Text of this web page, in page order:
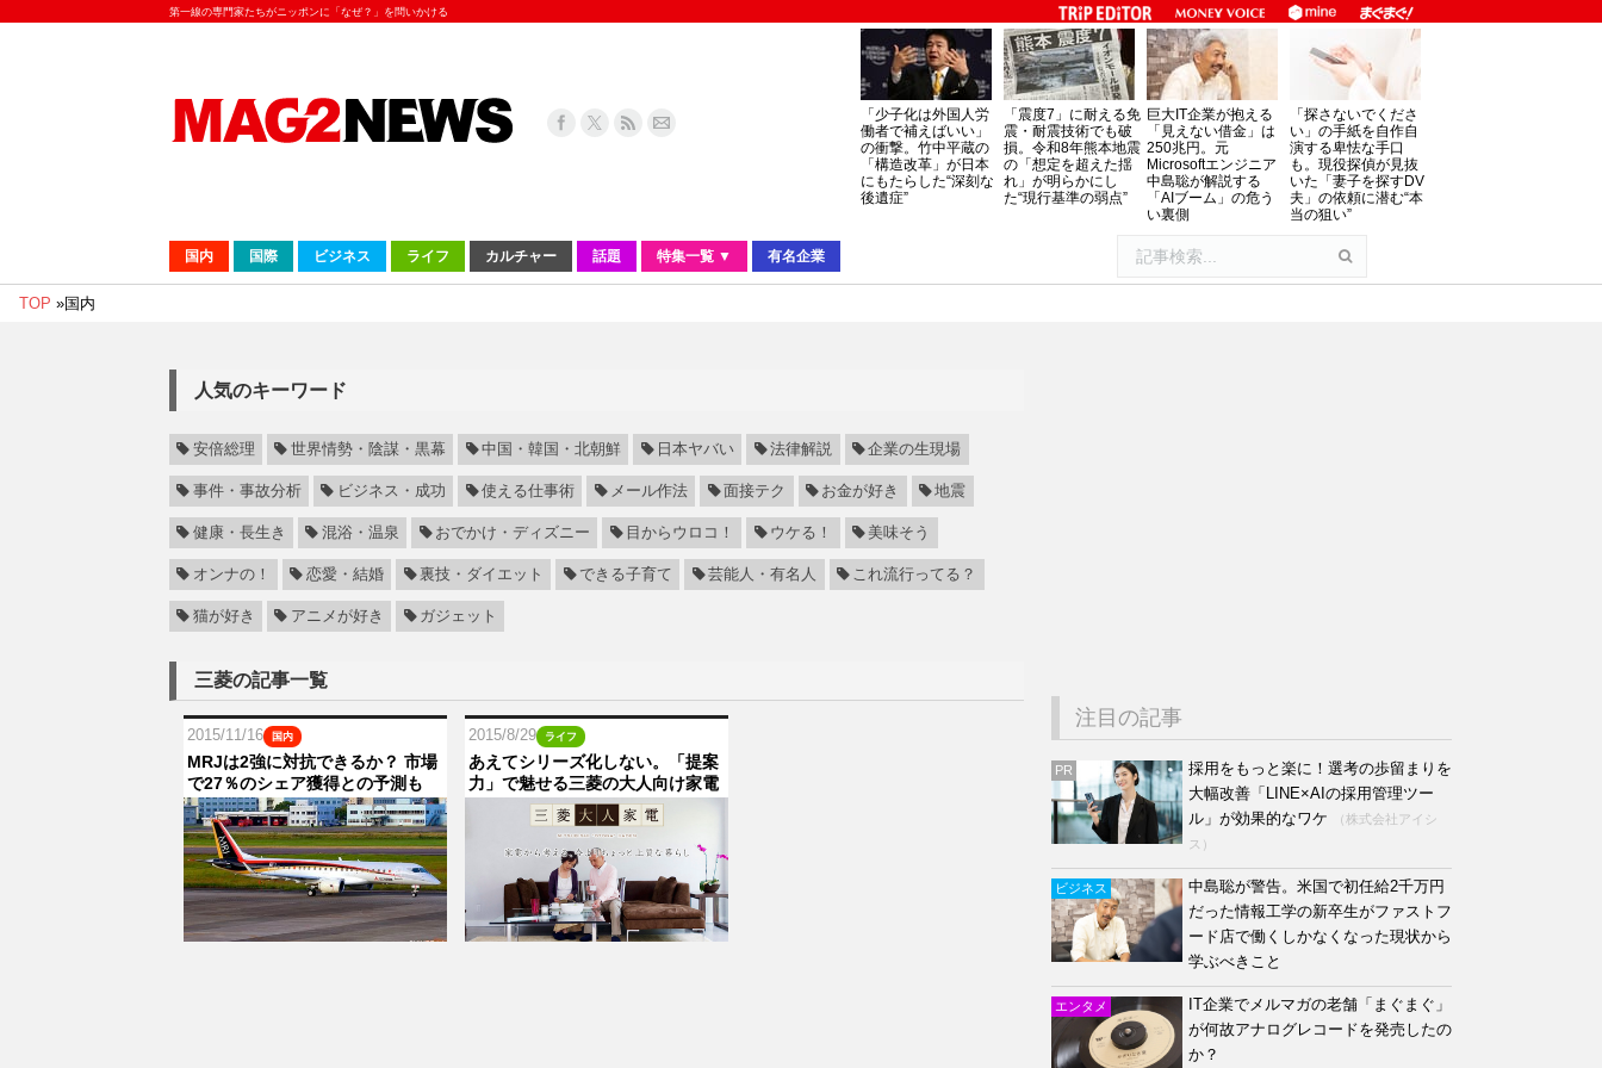
第一線の専門家たちがニッポンに「なぜ？」を問いかける
「少子化は外国人労
働者で補えばいい」
の衝撃。竹中平蔵の
「構造改革」が日本
にもたらした“深刻な
後遺症”
「震度7」に耐える免
震・耐震技術でも破
損。令和8年熊本地震
の「想定を超えた揺
れ」が明らかにし
た“現行基準の弱点”
巨大IT企業が抱える
「見えない借金」は
250兆円。元
Microsoftエンジニア
中島聡が解説する
「AIブーム」の危う
い裏側
「探さないでくださ
い」の手紙を自作自
演する卑怯な手口
も。現役探偵が見抜
いた「妻子を探すDV
夫」の依頼に潜む“本
当の狙い”
国内 国際 ビジネス ライフ カルチャー 話題 特集一覧 ▼ 有名企業
TOP »国内
人気のキーワード
安倍総理 世界情勢・陰謀・黒幕 中国・韓国・北朝鮮 日本ヤバい 法律解説 企業の生現場
事件・事故分析 ビジネス・成功 使える仕事術 メール作法 面接テク お金が好き 地震
健康・長生き 混浴・温泉 おでかけ・ディズニー 目からウロコ！ ウケる！ 美味そう
オンナの！ 恋愛・結婚 裏技・ダイエット できる子育て 芸能人・有名人 これ流行ってる？
猫が好き アニメが好き ガジェット
三菱の記事一覧
2015/11/16 国内
MRJは2強に対抗できるか？ 市場
で27％のシェア獲得との予測も
2015/8/29 ライフ
あえてシリーズ化しない。「提案
力」で魅せる三菱の大人向け家電
注目の記事
PR
採用をもっと楽に！選考の歩留まりを
大幅改善「LINE×AIの採用管理ツー
ル」が効果的なワケ
（株式会社アイシ
ス）
ビジネス
中島聡が警告。米国で初任給2千万円
だった情報工学の新卒生がファストフ
ード店で働くしかなくなった現状から
学ぶべきこと
エンタメ
IT企業でメルマガの老舗「まぐまぐ」
が何故アナログレコードを発売したの
か？